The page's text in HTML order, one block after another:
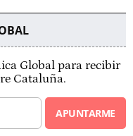
Global para recibir
Cataluña.
APUNTARME